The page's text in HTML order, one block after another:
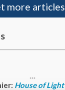
more articles
House of Light